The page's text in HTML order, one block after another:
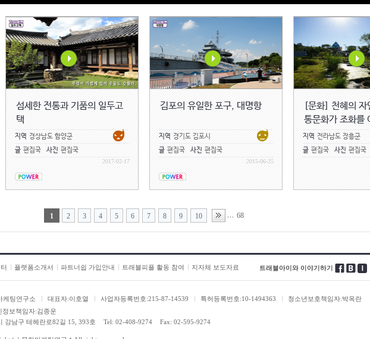
섬세한 전통과 기품의 일두고
택
지역 경상남도 함양군
글 편집국 사진 편집국
2017-02-17
김포의 유일한 포구, 대명항
지역 경기도 김포시
글 편집국 사진 편집국
2015-06-25
[문화] 천혜의 자
통문화가 조화를
지역 전라남도 장흥군
글 편집국 사진 편집국
1 2 3 4 5 6 7 8 9 10 ... 68
플랫폼소개서 파트너쉽 가입안내 트래블피플 활동 참여 지자체 보도자료 트래블아이와 이야기하기
케팅연구소 대표자:이호열 사업자등록번호:215-87-14539 특허등록번호:10-1494363
청소년보호책임자:박옥란
정보책임자:김종운
강남구 테헤란로82길 15, 393호
Tel: 02-408-9274 Fax: 02-595-9274